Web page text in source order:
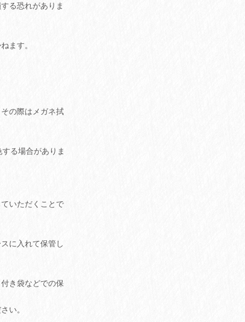
る恐れがありま
ます。
の際はメガネ拭
る場合がありま
いただくことで
に入れて保管し
き袋などでの保
い。